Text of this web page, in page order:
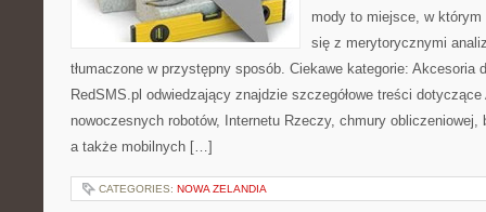
mody to miejsce, w
się z merytorycznymi
tłumaczone w przystępny sposób. Ciekawe kategorie: Akcesoria
RedSMS.pl odwiedzający znajdzie szczegółowe treści
nowoczesnych robotów, Internetu Rzeczy, chmury obliczeniowej,
a także mobilnych […]
CATEGORIES: NOWA ZELANDIA